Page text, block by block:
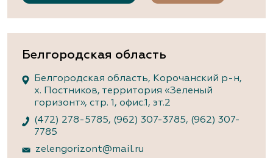
Белгородская область
Белгородская область, Корочанский р-н,
х. Постников, территория «Зеленый
горизонт», стр. 1, офис.1, эт.2
(472) 278-5785, (962) 307-3785, (962) 307-
7785
zelengorizont@mail.ru